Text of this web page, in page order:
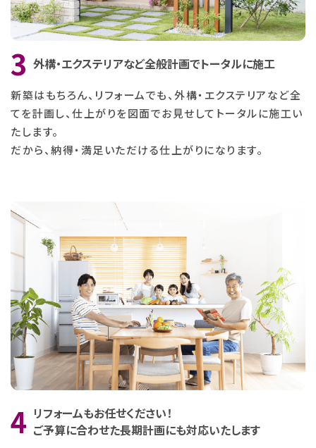
外構・エクステリアなど全般計画でトータルに施工
新築はもちろん、リフォームでも、外構・エクステリアなど全
てを計画し、仕上がりを図面でお見せして トータルに施工い
たします。
だから、納得・満足いただける仕上がりになります。
リフォームもお任せください！
ご予算に合わせた長期計画にも対応いたします